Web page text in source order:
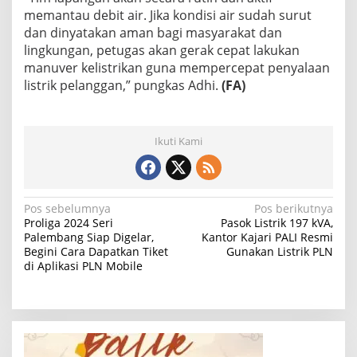
memantau debit air. Jika kondisi air sudah surut
dan dinyatakan aman bagi masyarakat dan
lingkungan, petugas akan gerak cepat lakukan
manuver kelistrikan guna mempercepat penyalaan
listrik pelanggan,” pungkas Adhi. (FA)
Ikuti Kami
N
a
v
a
s
Pos sebelumnya
Proliga 2024 Seri
Palembang Siap Digelar,
Begini Cara Dapatkan Tiket
di Aplikasi PLN Mobile
Pos berikutnya
Pasok Listrik 197 kVA,
Kantor Kajari PALI Resmi
Gunakan Listrik PLN